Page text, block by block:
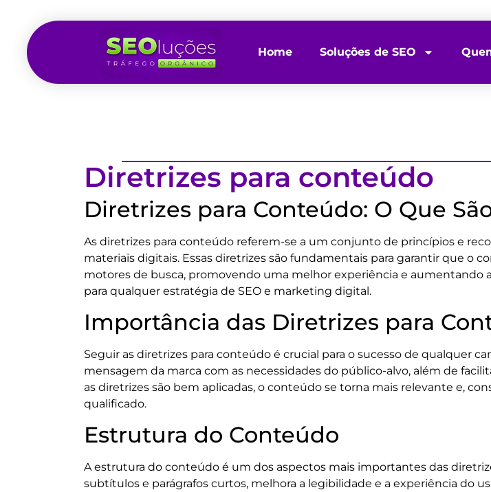
Home Soluções de SEO
Diretrizes para conteúdo
Diretrizes para Conteúdo: O Que
As diretrizes para conteúdo referem-se a um conjunto de princípios e
materiais digitais. Essas diretrizes são fundamentais para garantir que o
motores de busca, promovendo uma melhor experiência e aumentando
para qualquer estratégia de SEO e marketing digital.
Importância das Diretrizes para
Seguir as diretrizes para conteúdo é crucial para o sucesso de qualquer
mensagem da marca com as necessidades do público-alvo, além de
as diretrizes são bem aplicadas, o conteúdo se torna mais relevante e,
qualificado.
Estrutura do Conteúdo
A estrutura do conteúdo é um dos aspectos mais importantes das
subtítulos e parágrafos curtos, melhora a legibilidade e a experiência do